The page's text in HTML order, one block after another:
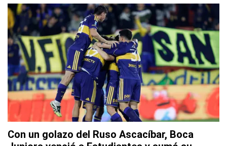
Con un golazo del Ruso Ascacíbar, Boca